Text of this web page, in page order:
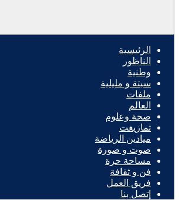
الرئيسية
الناظور
وطنية
سبتة و مليلية
ملفات
العالم
صحة وعلوم
تمازيغت
ميادين الرياضة
صوت و صورة
مساحة حرة
فن و ثقافة
فريق العمل
إتصل بنا